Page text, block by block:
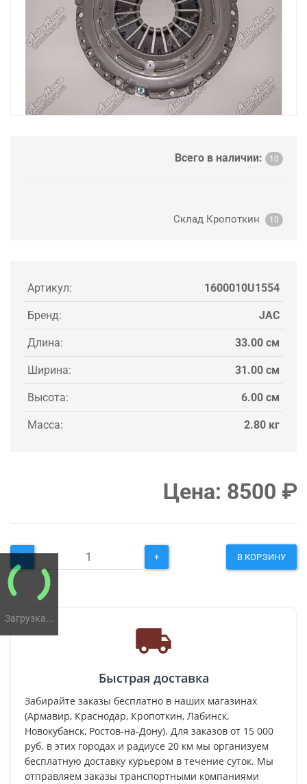
Загрузка...
Всего в наличии: 10
Склад Кропоткин 10
Артикул: 1600010U1554
Бренд: JAC
Длина: 33.00 см
Ширина: 31.00 см
Высота: 6.00 см
Масса: 2.80 кг
Цена: 8500 ₽
- + В КОРЗИНУ
Быстрая доставка
Забирайте заказы бесплатно в наших магазинах
(Армавир, Краснодар, Кропоткин, Лабинск,
Новокубанск, Ростов-на-Дону). Для заказов от 15 000
руб. в этих городах и радиусе 20 км мы организуем
бесплатную доставку курьером в течение суток. Мы
отправляем заказы транспортными компаниями